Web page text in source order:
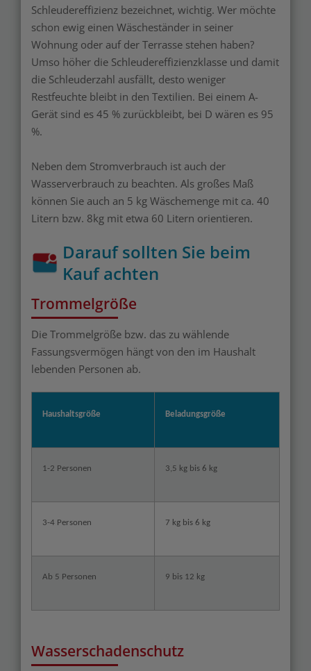
Schleudereffizienz bezeichnet, wichtig. Wer möchte
schon ewig einen Wäscheständer in seiner
Wohnung oder auf der Terrasse stehen haben?
Umso höher die Schleudereffizienzklasse und damit
die Schleuderzahl ausfällt, desto weniger
Restfeuchte bleibt in den Textilien. Bei einem A-
Gerät sind es 45 % zurückbleibt, bei D wären es 95
%.
Neben dem Stromverbrauch ist auch der
Wasserverbrauch zu beachten. Als großes Maß
können Sie auch an 5 kg Wäschemenge mit ca. 40
Litern bzw. 8kg mit etwa 60 Litern orientieren.
Darauf sollten Sie beim
Kauf achten
Trommelgröße
Die Trommelgröße bzw. das zu wählende
Fassungsvermögen hängt von den im Haushalt
lebenden Personen ab.
Haushaltsgröße Beladungsgröße
1-2 Personen 3,5 kg bis 6 kg
3-4 Personen 7 kg bis 6 kg
Ab 5 Personen 9 bis 12 kg
Wasserschadenschutz